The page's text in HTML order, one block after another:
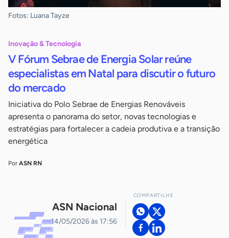
Fotos: Luana Tayze
Inovação & Tecnologia
V Fórum Sebrae de Energia Solar reúne
especialistas em Natal para discutir o futuro
do mercado
Iniciativa do Polo Sebrae de Energias Renováveis
apresenta o panorama do setor, novas tecnologias e
estratégias para fortalecer a cadeia produtiva e a transição
energética
Por ASN RN
ASN Nacional
14/05/2026 às 17:56
COMPARTILHE